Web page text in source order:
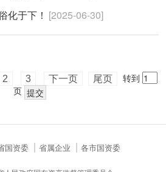
化于下！ [2025-06-30]
2 3 下一页 尾页
转到
页
国资委 省属企业 各市国资委